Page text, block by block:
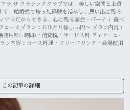
ラ ザ クラシッククラブでは、美しい空間と上質
す。結婚式で培った経験を活かし、思い出に残る
アラだからできる、心に残る宴会・パーティ 選べ
コースプラン：おひとり様5,500円〜 プラン内容：
使用料(2時間)・消費税・サービス料 ディナーコー
ン内容：コース料理・フリードリンク・会場使用
この記事の詳細